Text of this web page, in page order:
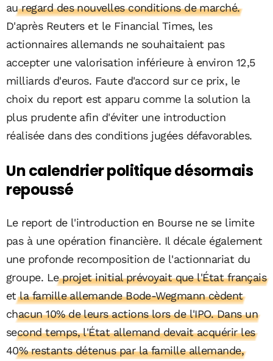
au regard des nouvelles conditions de marché.
D'après Reuters et le Financial Times, les
actionnaires allemands ne souhaitaient pas
accepter une valorisation inférieure à environ 12,5
milliards d'euros. Faute d'accord sur ce prix, le
choix du report est apparu comme la solution la
plus prudente afin d'éviter une introduction
réalisée dans des conditions jugées défavorables.
Un calendrier politique désormais
repoussé
Le report de l'introduction en Bourse ne se limite
pas à une opération financière. Il décale également
une profonde recomposition de l'actionnariat du
groupe. Le projet initial prévoyait que l'État français
et la famille allemande Bode-Wegmann cèdent
chacun 10% de leurs actions lors de l'IPO. Dans un
second temps, l'État allemand devait acquérir les
40% restants détenus par la famille allemande,